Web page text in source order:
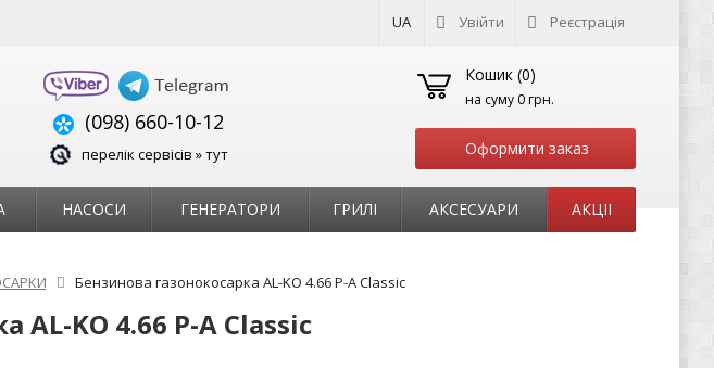
UA Увійти Реєстрація
(098) 660-10-12
перелік сервісів » тут
Кошик (0)
на суму 0 грн.
Оформити заказ
НАСОСИ ГЕНЕРАТОРИ ГРИЛІ АКСЕСУАРИ АКЦІІ
Бензинова газонокосарка AL-KO 4.66 P-A Classic
AL-KO 4.66 P-A Classic